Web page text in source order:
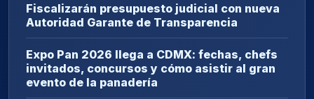
Fiscalizarán presupuesto judicial con nueva
Autoridad Garante de Transparencia
Expo Pan 2026 llega a CDMX: fechas, chefs
invitados, concursos y cómo asistir al gran
evento de la panadería